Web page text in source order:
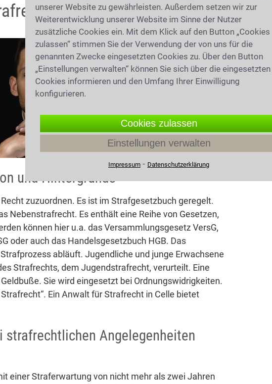
in Celle
und Hintergründe
zuzuordnen. Es ist im Strafgesetzbuch geregelt.
Nebenstrafrecht. Es enthält eine Reihe von Gesetzen,
können hier u.a. das Versammlungsgesetz VersG,
oder auch das Handelsgesetzbuch HGB. Das
abläuft. Jugendliche und junge Erwachsene
Strafrechts, dem Jugendstrafrecht, verurteilt. Eine
Sie wird eingesetzt bei Ordnungswidrigkeiten.
Ein Anwalt für Strafrecht in Celle bietet
strafrechtlichen Angelegenheiten
einer Straferwartung von nicht mehr als zwei Jahren
unserer Website zu gewährleisten. Außerdem setzen wir zur
Weiterentwicklung unserer Website im Sinne der Nutzer
zusätzliche Cookies ein. Mit dem Klick auf den Button „Cookies
zulassen“ stimmen Sie der Verwendung der von uns für die
genannten Zwecke eingesetzten Cookies zu. Über den Button
„Einstellungen verwalten“ können Sie sich über die eingesetzten
Cookies informieren und den Umfang Ihrer Einwilligung
konfigurieren.
Cookies zulassen
Einstellungen verwalten
Impressum ⁃ Datenschutzerklärung